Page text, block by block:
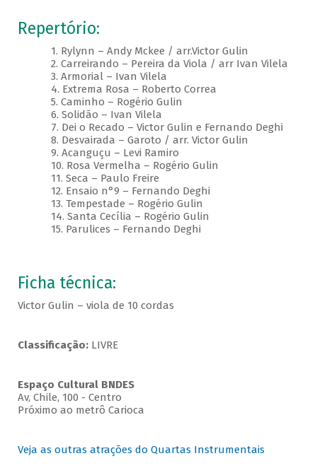
Repertório:
1. Rylynn – Andy Mckee / arr.Victor Gulin
2. Carreirando – Pereira da Viola / arr Ivan Vilela
3. Armorial – Ivan Vilela
4. Extrema Rosa – Roberto Correa
5. Caminho – Rogério Gulin
6. Solidão – Ivan Vilela
7. Dei o Recado – Victor Gulin e Fernando Deghi
8. Desvairada – Garoto / arr. Victor Gulin
9. Acanguçu – Levi Ramiro
10. Rosa Vermelha – Rogério Gulin
11. Seca – Paulo Freire
12. Ensaio n°9 – Fernando Deghi
13. Tempestade – Rogério Gulin
14. Santa Cecília – Rogério Gulin
15. Parulices – Fernando Deghi
Ficha técnica:
Victor Gulin – viola de 10 cordas
Classificação:LIVRE
Espaço Cultural BNDES
Av, Chile, 100 - Centro
Próximo ao metrô Carioca
Veja as outras atrações do Quartas Instrumentais